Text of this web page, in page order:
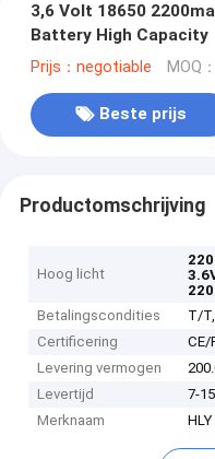
3,6 Volt 18650
Battery High Capacity
Prijs：negotiable MOQ
Beste prijs
Productomschrijving
Hoog licht
Betalingscondities
T/
Certificering
CE/
Levering vermogen
Levertijd
7-
Merknaam
HLY